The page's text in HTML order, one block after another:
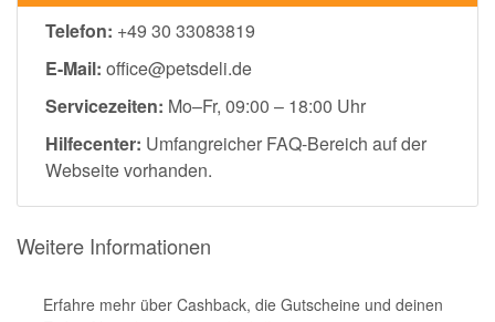
Telefon: +49 30 33083819
E-Mail: office@petsdeli.de
Servicezeiten: Mo–Fr, 09:00 – 18:00 Uhr
Hilfecenter: Umfangreicher FAQ-Bereich auf der
Webseite vorhanden.
Weitere Informationen
Erfahre mehr über Cashback, die Gutscheine und deinen